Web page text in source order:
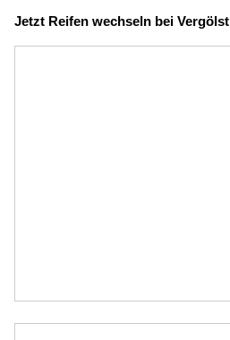
Jetzt Reifen wechseln bei Vergölst